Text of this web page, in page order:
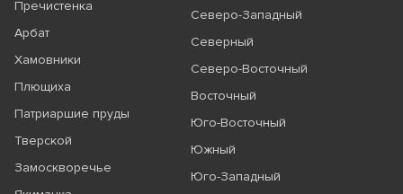
Пречистенка
Арбат
Хамовники
Плющиха
Патриаршие пруды
Тверской
Замоскворечье
Северо-Западный
Северный
Северо-Восточный
Восточный
Юго-Восточный
Южный
Юго-Западный